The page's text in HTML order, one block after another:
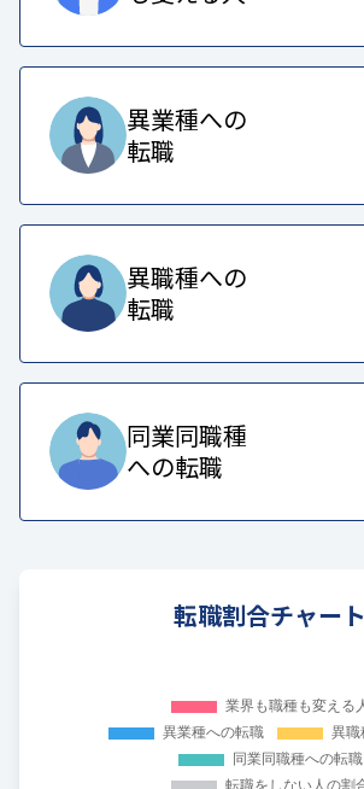
異業種への
転職
異職種への
転職
同業同職種
への転職
転職割合チャート